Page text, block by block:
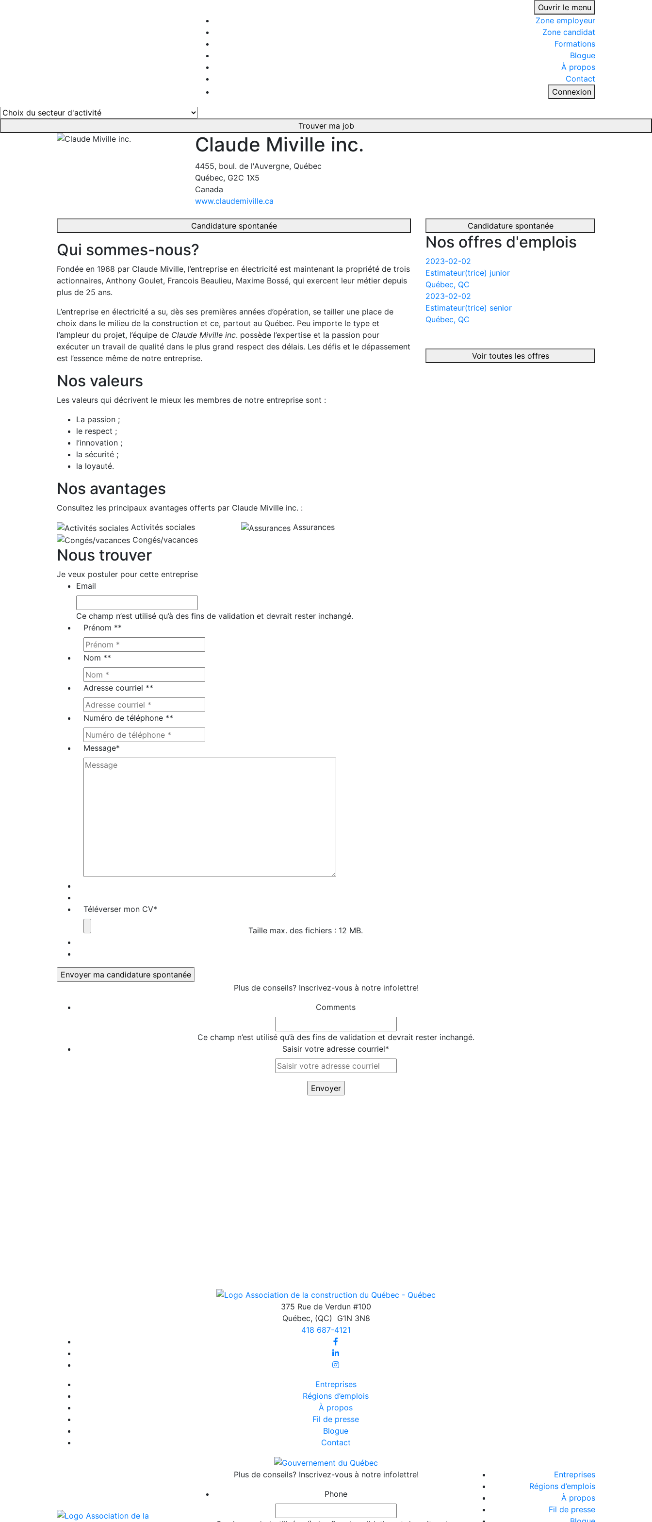
Ouvrir le menu
Zone employeur
Zone candidat
Formations
Blogue
À propos
Contact
Connexion
Trouver ma job
Claude Miville inc.
4455, boul. de l'Auvergne, Québec
Québec, G2C 1X5
Canada
www.claudemiville.ca
Candidature spontanée
Qui sommes-nous?
Fondée en 1968 par Claude Miville, l’entreprise en électricité est maintenant la propriété de trois
actionnaires, Anthony Goulet, Francois Beaulieu, Maxime Bossé, qui exercent leur métier depuis
plus de 25 ans.
L’entreprise en électricité a su, dès ses premières années d’opération, se tailler une place de
choix dans le milieu de la construction et ce, partout au Québec. Peu importe le type et
l’ampleur du projet, l’équipe de Claude Miville inc. possède l’expertise et la passion pour
exécuter un travail de qualité dans le plus grand respect des délais. Les défis et le dépassement
est l’essence même de notre entreprise.
Nos valeurs
Les valeurs qui décrivent le mieux les membres de notre entreprise sont :
La passion ;
le respect ;
l’innovation ;
la sécurité ;
la loyauté.
Nos avantages
Consultez les principaux avantages offerts par Claude Miville inc. :
Activités sociales
Assurances
Congés/vacances
Nous trouver
Je veux postuler pour cette entreprise
Email
Ce champ n’est utilisé qu’à des fins de validation et devrait rester inchangé.
Prénom **
Nom **
Adresse courriel **
Numéro de téléphone **
Message*
Téléverser mon CV*
Taille max. des fichiers : 12 MB.
Candidature spontanée
Nos offres d'emplois
2023-02-02
Estimateur(trice) junior
Québec, QC
2023-02-02
Estimateur(trice) senior
Québec, QC
Voir toutes les offres
Plus de conseils? Inscrivez-vous à notre infolettre!
Comments
Ce champ n’est utilisé qu’à des fins de validation et devrait rester inchangé.
Saisir votre adresse courriel*
375 Rue de Verdun #100
Québec, (QC)
G1N 3N8
418 687-4121
Entreprises
Régions d’emplois
À propos
Fil de presse
Blogue
Contact
Plus de conseils? Inscrivez-vous à notre infolettre!
Phone
Entreprises
Régions d’emplois
À propos
Fil de presse